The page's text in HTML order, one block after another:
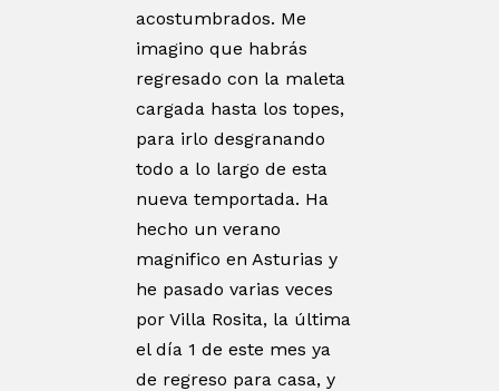
acostumbrados. Me
imagino que habrás
regresado con la maleta
cargada hasta los topes,
para irlo desgranando
todo a lo largo de esta
nueva temportada. Ha
hecho un verano
magnifico en Asturias y
he pasado varias veces
por Villa Rosita, la última
el día 1 de este mes ya
de regreso para casa, y